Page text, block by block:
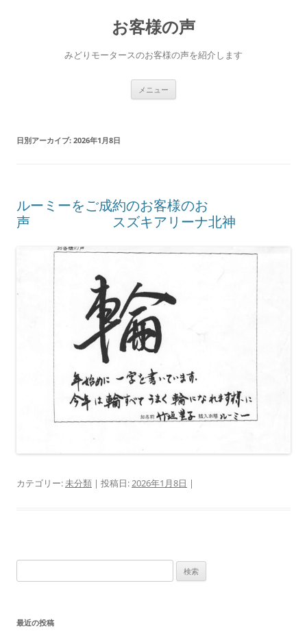
お客様の声
みどりモータースのお客様の声を紹介します
メニュー
日別アーカイブ: 2026年1月8日
ルーミーをご成約のお客様のお
声 スズキアリーナ北神
カテゴリー:未分類 | 投稿日:2026年1月8日 |
索:
最近の投稿